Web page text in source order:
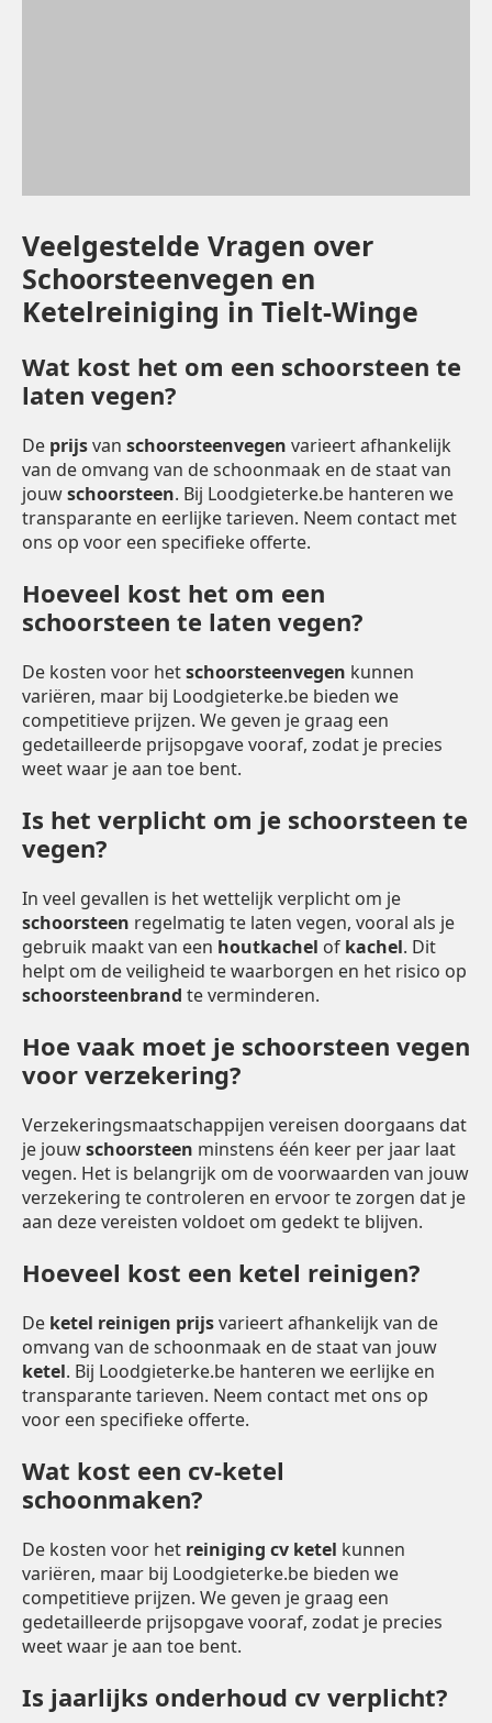
Veelgestelde Vragen over
Schoorsteenvegen en
Ketelreiniging in Tielt-Winge
Wat kost het om een schoorsteen te
laten vegen?
De prijsvan schoorsteenvegen varieert afhankelijk
van de omvang van de schoonmaak en de staat van
jouwschoorsteen. Bij Loodgieterke.be hanteren we
transparante en eerlijke tarieven. Neem contact met
ons op voor een specifieke offerte.
Hoeveel kost het om een
schoorsteen te laten vegen?
De kosten voor hetschoorsteenvegen kunnen
variëren, maar bij Loodgieterke.be bieden we
competitieve prijzen. We geven je graag een
gedetailleerde prijsopgave vooraf, zodat je precies
weet waar je aan toe bent.
Is het verplicht om je schoorsteen te
vegen?
In veel gevallen is het wettelijk verplicht om je
schoorsteen regelmatig te laten vegen, vooral als je
gebruik maakt van een houtkachel of kachel. Dit
helpt om de veiligheid te waarborgen en het risico op
schoorsteenbrand te verminderen.
Hoe vaak moet je schoorsteen vegen
voor verzekering?
Verzekeringsmaatschappijen vereisen doorgaans dat
je jouwschoorsteen minstens één keer per jaar laat
vegen. Het is belangrijk om de voorwaarden van jouw
verzekering te controleren en ervoor te zorgen dat je
aan deze vereisten voldoet om gedekt te blijven.
Hoeveel kost een ketel reinigen?
De ketel reinigen prijsvarieert afhankelijk van de
omvang van de schoonmaak en de staat van jouw
ketel. Bij Loodgieterke.be hanteren we eerlijke en
transparante tarieven. Neem contact met ons op
voor een specifieke offerte.
Wat kost een cv-ketel
schoonmaken?
De kosten voor het reiniging cv ketel kunnen
variëren, maar bij Loodgieterke.be bieden we
competitieve prijzen. We geven je graag een
gedetailleerde prijsopgave vooraf, zodat je precies
weet waar je aan toe bent.
Is jaarlijks onderhoud cv verplicht?